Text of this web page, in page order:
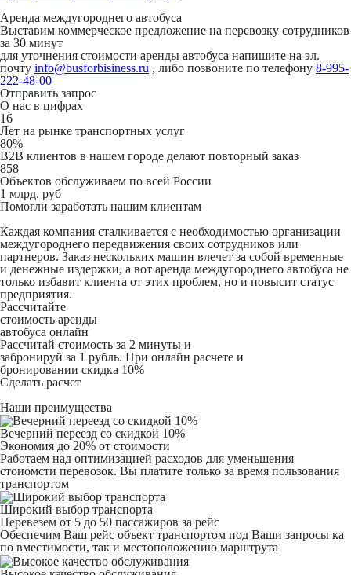
Аренда междугороднего автобуса
Выставим коммерческое предложение на перевозку сотрудников
за 30 минут
для уточнения стоимости аренды автобуса напишите на эл.
почту info@busforbisiness.ru , либо позвоните по телефону 8-995-
222-48-00
Отправить запрос
О нас в цифрах
16
Лет на рынке транспортных услуг
80%
B2B клиентов в нашем городе делают повторный заказ
858
Объектов обслуживаем по всей России
1 млрд. руб
Помогли заработать нашим клиентам
Каждая компания сталкивается с необходимостью организации
междугороднего передвижения своих сотрудников или
партнеров. Заказ нескольких машин влечет за собой временные
и денежные издержки, а вот аренда междугороднего автобуса не
только избавит клиента от этих проблем, но и повысит статус
предприятия.
Рассчитайте
стоимость аренды
автобуса онлайн
Рассчитай стоимость за 2 минуты и
забронируй за 1 рубль. При онлайн расчете и
бронировании скидка 10%
Сделать расчет
Наши преимущества
Вечерний переезд со скидкой 10%
Экономия до 20% от стоимости
Работаем над оптимизацией расходов для уменьшения
стоиомсти перевозок. Вы платите только за время пользования
транспортом
Широкий выбор транспорта
Перевезем от 5 до 50 пассажиров за рейс
Обеспечим Ваш рейс объект транспортом под Ваши запросы ка
по вместимости, так и местоположению марштрута